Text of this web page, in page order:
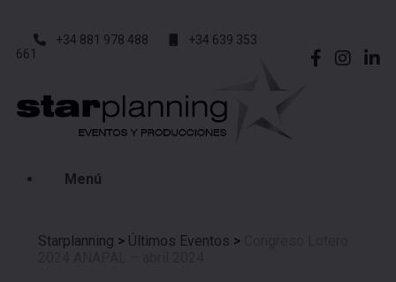
+34 881 978 488
+34 639 353
661
Menú
Starplanning > Últimos Eventos >